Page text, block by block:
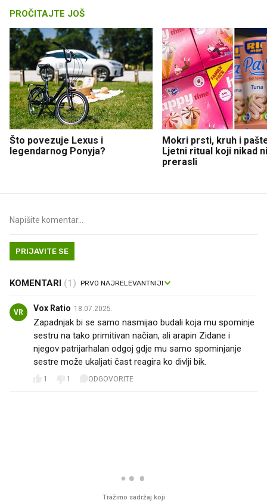
PROČITAJTE JOŠ
Što povezuje Lexus i
legendarnog Ponyja?
Mokri prsti, kruh i
Ljetni ritual koji nikad
prerasli
PRIJAVITE SE
KOMENTARI (1)
VR Vox Ratio 18.07.2025.
Zapadnjak bi se samo nasmijao budali koja mu spominje
sestru na tako primitivan načian, ali arapin Zidane i
njegov patrijarhalan odgoj gdje mu samo spominjanje
sestre može ukaljati čast reagira ko divlji bik.
1 1 ODGOVORITE